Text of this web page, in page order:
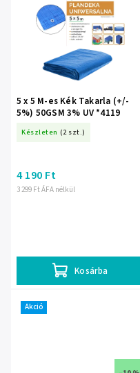
5 x 5 M-es Kék Takarla (+/-
5%) 50GSM 3% UV *4119
Készleten (2 szt.)
3 299 Ft ÁFA nélkül
4 190 Ft
Kosárba
Akció